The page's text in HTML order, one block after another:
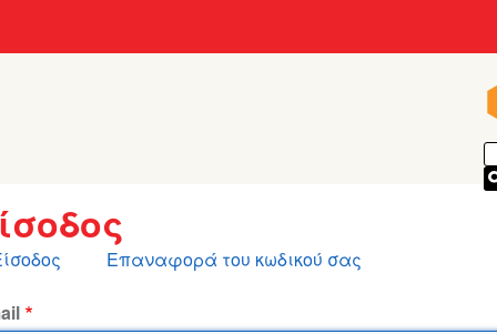
Επαναφορά του κωδικού σας